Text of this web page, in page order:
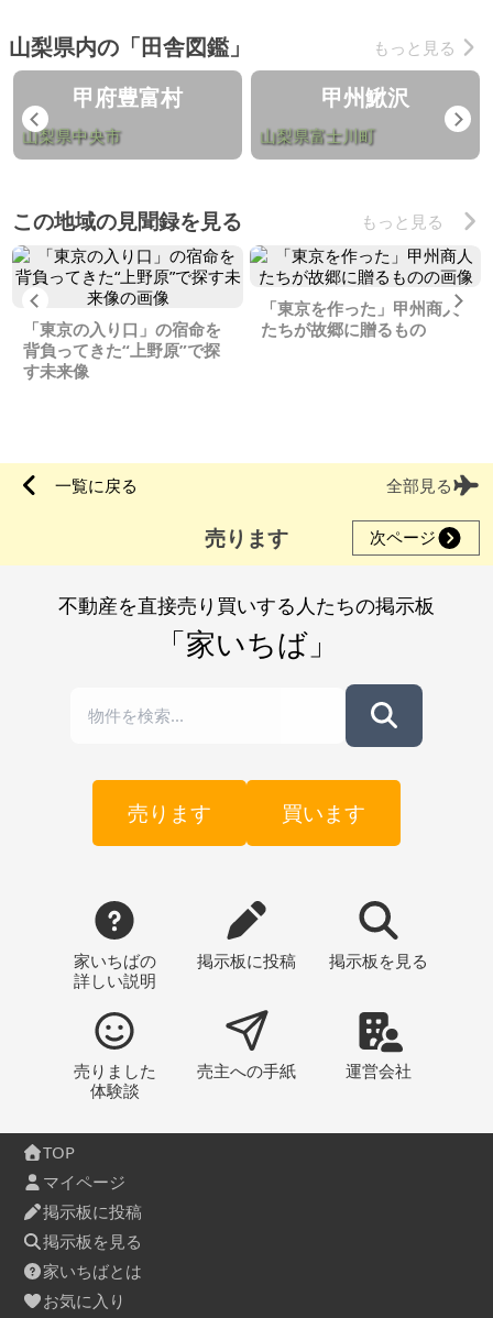
山梨県内の「田舎図鑑」 もっと見る
甲府豊富村
山梨県中央市
甲州鰍沢
山梨県富士川町
この地域の見聞録を見る もっと見る
Previous
「東京の入り口」の宿命を
背負ってきた“上野原”で探
す未来像
「東京を作った」甲州商人
たちが故郷に贈るもの
一覧に戻る 全部見る
売ります 次ページ
不動産を直接売り買いする人たちの掲示板
「家いちば」
売ります 買います
家いちばの
詳しい説明
掲示板に投稿 掲示板 を見る
売りました
体験談
売主への手紙 運営会社
TOP
マイページ
掲示板に投稿
掲示板を見る
家いちばとは
お気に入り